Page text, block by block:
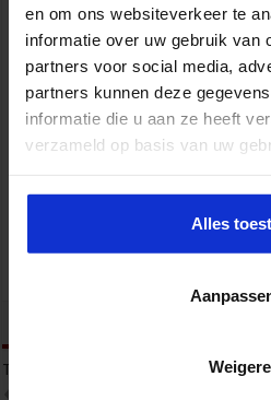
en om ons websiteverkeer te
informatie over uw gebruik van
partners voor social media,
partners kunnen deze
informatie die u aan ze heeft
verzameld op basis van uw
Alles
Gebouwbeheer en
Tags GEORGANISEERDE CRIMINALITEIT